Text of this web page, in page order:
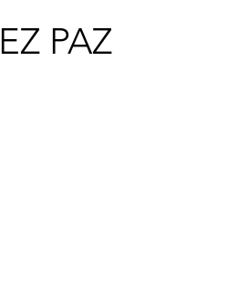
PAZ